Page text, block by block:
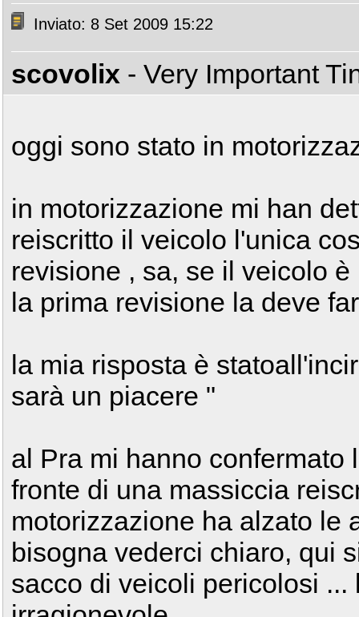
Inviato: 8 Set 2009 15:22
scovolix - Very Important
oggi sono stato in
in motorizzazione mi han
reiscritto il veicolo l'unica
revisione , sa, se il veicolo
la prima revisione la deve
la mia risposta è
sarà un piacere "
al Pra mi hanno confermato
fronte di una massiccia
motorizzazione ha alzato le
bisogna vederci chiaro, qui
sacco di veicoli pericolosi